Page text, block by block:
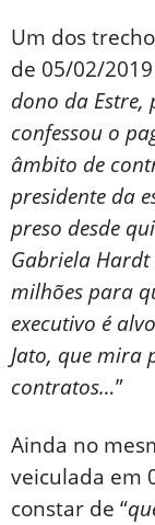
Um dos
de 05/02/
dono da Estre,
confessou o
âmbito de
presidente da
preso desde
Gabriela
milhões para
executivo é
Jato, que mira
contratos…”
Ainda no
veiculada em
constar de “